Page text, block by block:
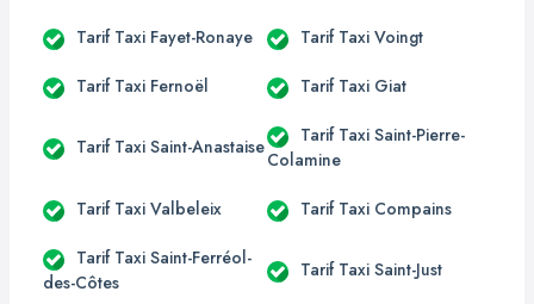
Tarif Taxi Fayet-Ronaye Tarif Taxi Voingt
Tarif Taxi Fernoël Tarif Taxi Giat
Tarif Taxi Saint-Anastaise
Tarif Taxi Saint-Pierre-
Colamine
Tarif Taxi Valbeleix Tarif Taxi Compains
Tarif Taxi Saint-Ferréol-
des-Côtes
Tarif Taxi Saint-Just